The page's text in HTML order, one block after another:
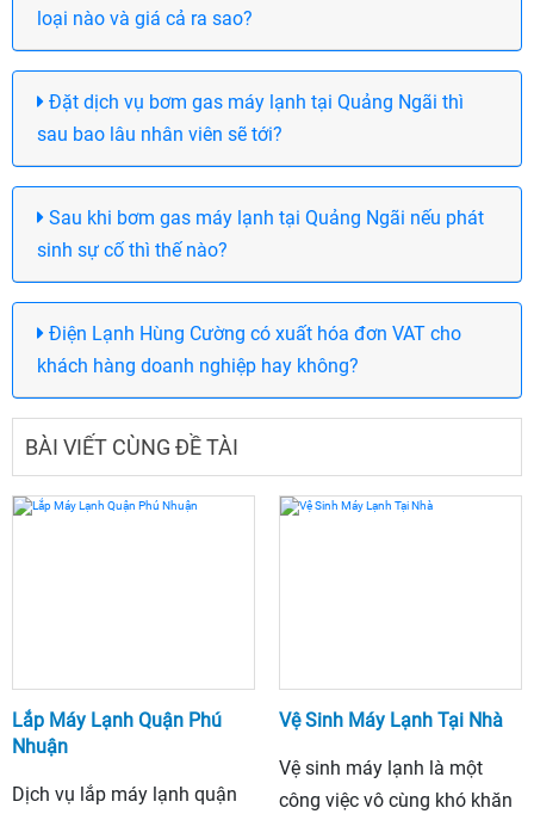
loại nào và giá cả ra sao?
Đặt dịch vụ bơm gas máy lạnh tại Quảng Ngãi thì
sau bao lâu nhân viên sẽ tới?
Sau khi bơm gas máy lạnh tại Quảng Ngãi nếu phát
sinh sự cố thì thế nào?
Điện Lạnh Hùng Cường có xuất hóa đơn VAT cho
khách hàng doanh nghiệp hay không?
BÀI VIẾT CÙNG ĐỀ TÀI
Lắp Máy Lạnh Quận Phú
Nhuận
Dịch vụ lắp máy lạnh quận
Vệ Sinh Máy Lạnh Tại Nhà
Vệ sinh máy lạnh là một
công việc vô cùng khó khăn